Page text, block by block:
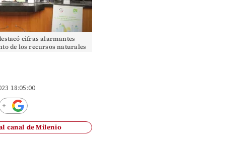
cifras alarmantes
de los recursos naturales
18:05:00
canal de Milenio